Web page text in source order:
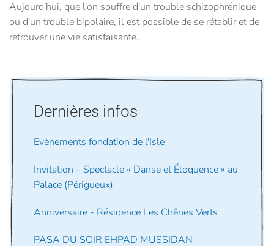
Aujourd'hui, que l'on souffre d'un trouble schizophrénique
ou d'un trouble bipolaire, il est possible de se rétablir et de
retrouver une vie satisfaisante.
Dernières infos
Evènements fondation de l'Isle
Invitation – Spectacle « Danse et Éloquence » au
Palace (Périgueux)
Anniversaire - Résidence Les Chênes Verts
PASA DU SOIR EHPAD MUSSIDAN